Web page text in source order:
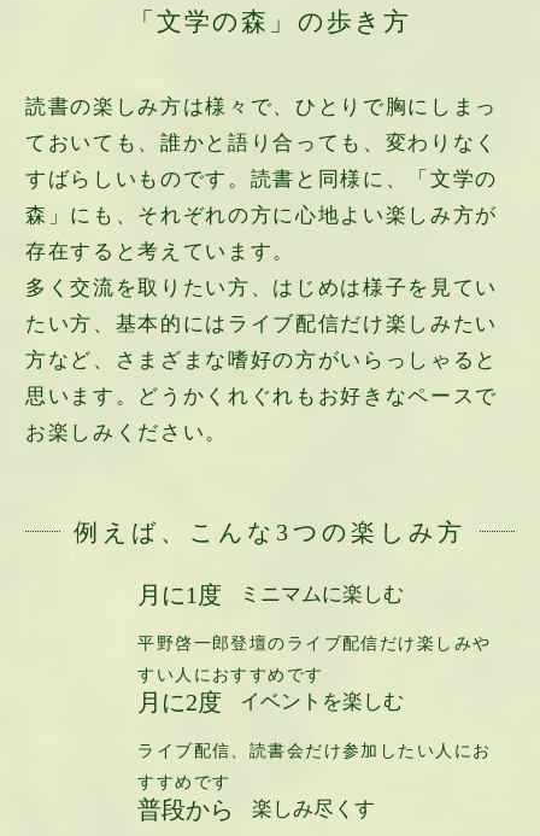
「文学の森」の歩き方
読書の楽しみ方は様々で、ひとりで胸にしまっ
ておいても、誰かと語り合っても、変わりなく
すばらしいものです。読書と同様に、「文学の
森」にも、それぞれの方に心地よい楽しみ方が
存在すると考えています。
多く交流を取りたい方、はじめは様子を見てい
たい方、基本的にはライブ配信だけ楽しみたい
方など、さまざまな嗜好の方がいらっしゃると
思います。どうかくれぐれもお好きなペースで
お楽しみください。
例えば、こんな3つの楽しみ方
月に1度 ミニマムに楽しむ
平野啓一郎登壇のライブ配信だけ楽しみや
すい人におすすめです
月に2度 イベントを楽しむ
ライブ配信、読書会だけ参加したい人にお
すすめです
普段から 楽しみ尽くす